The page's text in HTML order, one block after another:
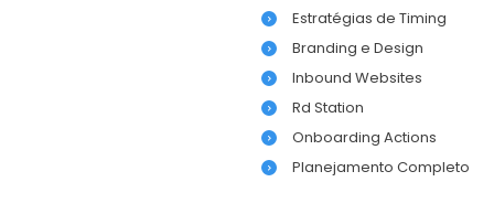
Estratégias de Timing
Branding e Design
Inbound Websites
Rd Station
Onboarding Actions
Planejamento Completo